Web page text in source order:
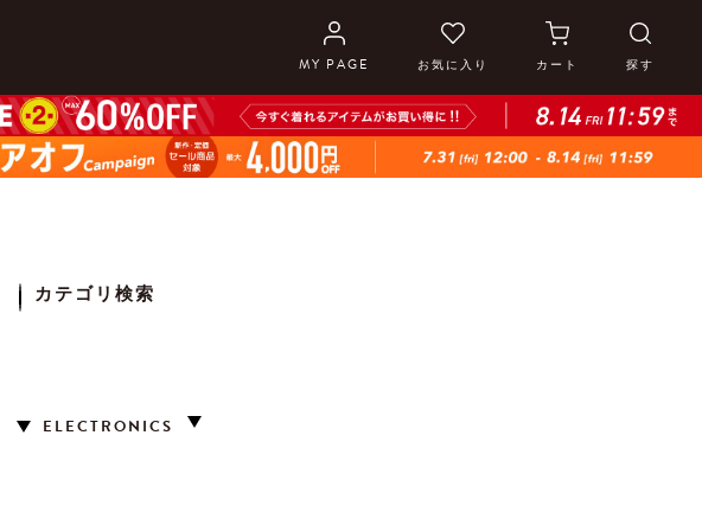
MY PAGE お気に入り カート 探す
カテゴリ検索
ELECTRONICS